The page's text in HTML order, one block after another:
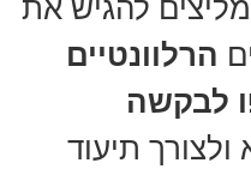
להגיש את
הרלוונטיים
לבקשה
ולצורך תיעוד